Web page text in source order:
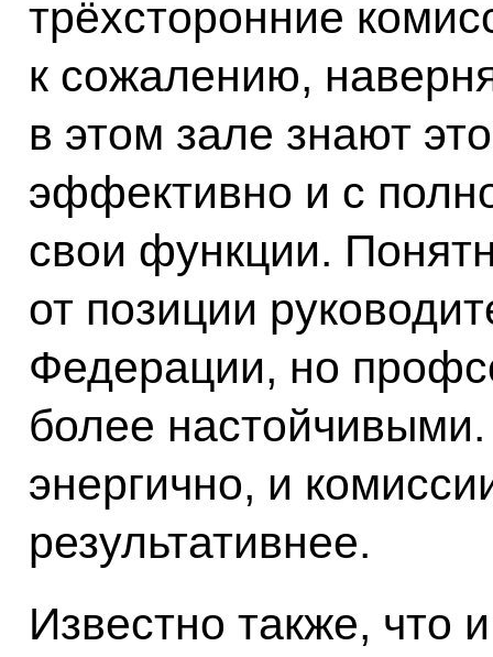
трёхсторонние
к сожалению,
в этом зале знают
эффективно и с
свои функции.
от позиции
Федерации, но
более
энергично, и
результативнее.
Известно также, что